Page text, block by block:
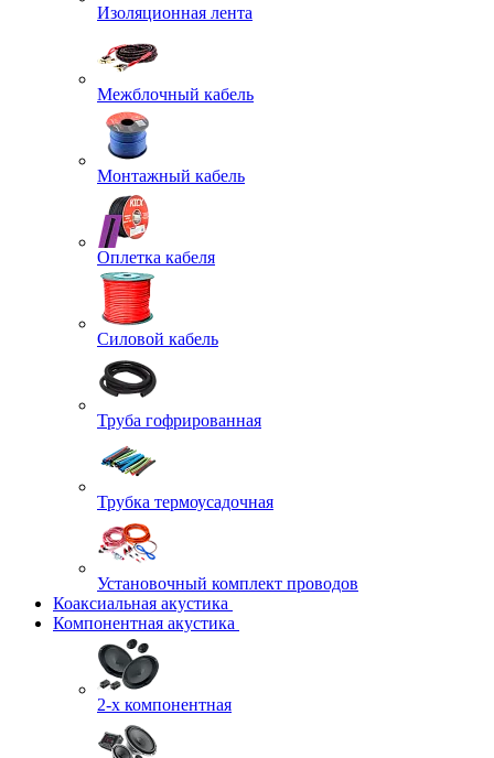
Изоляционная лента
Межблочный кабель
Монтажный кабель
Оплетка кабеля
Силовой кабель
Труба гофрированная
Трубка термоусадочная
Установочный комплект проводов
Коаксиальная акустика
Компонентная акустика
2-х компонентная